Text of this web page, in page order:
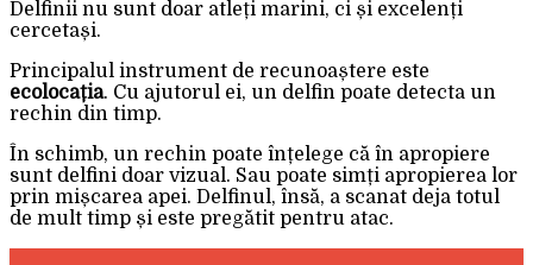
Delfinii nu sunt doar atleți marini, ci și excelenți
cercetași.
Principalul instrument de recunoaștere este
ecolocația. Cu ajutorul ei, un delfin poate detecta un
rechin din timp.
În schimb, un rechin poate înțelege că în apropiere
sunt delfini doar vizual. Sau poate simți apropierea lor
prin mișcarea apei. Delfinul, însă, a scanat deja totul
de mult timp și este pregătit pentru atac.